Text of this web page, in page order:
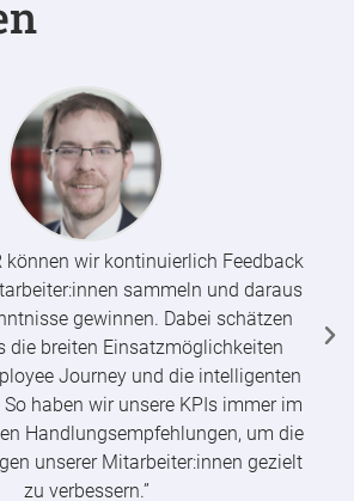
können wir kontinuierlich Feedback
sammeln und daraus
gewinnen. Dabei schätzen
die breiten Einsatzmöglichkeiten
Journey und die intelligenten
haben wir unsere KPIs immer im
Handlungsempfehlungen, um die
unserer Mitarbeiter:innen gezielt
zu verbessern.”